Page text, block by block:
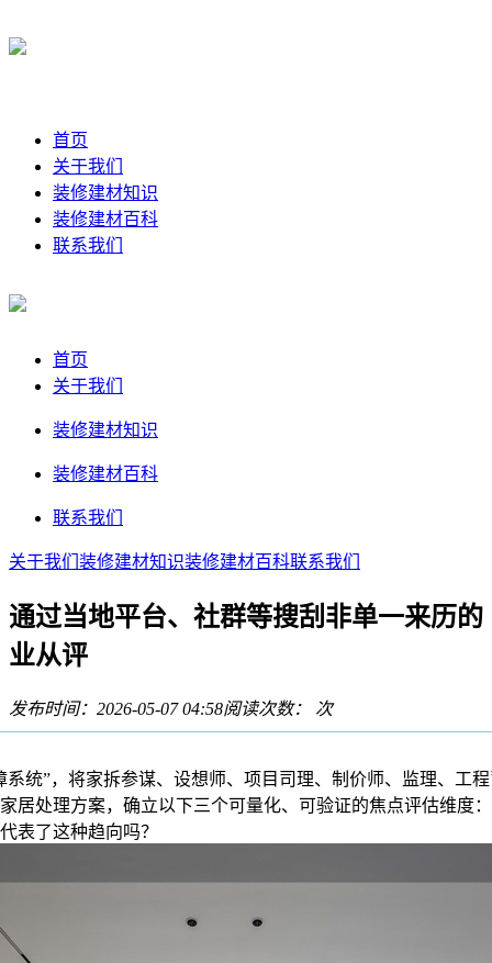
首页
关于我们
装修建材知识
装修建材百科
联系我们
首页
关于我们
装修建材知识
装修建材百科
联系我们
关于我们 装修建材知识装修建材百科联系我们
通过当地平台、社群等搜刮非单一来历的
业从评
发布时间：2026-05-07 04:58阅读次数： 次
”，将家拆参谋、设想师、项目司理、制价师、监理、工程
居处理方案，确立以下三个可量化、可验证的焦点评估维度
表了这种趋向吗？